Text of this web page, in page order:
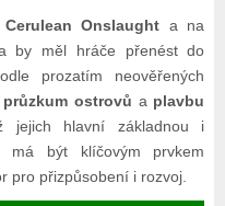
Cerulean Onslaught a na
by měl hráče přenést do
prozatím neověřených
průzkum ostrovů a plavbu
jejich hlavní základnou i
má být klíčovým prvkem
pro přizpůsobení i rozvoj.